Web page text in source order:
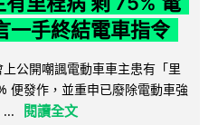
一手終結電車指令
公開嘲諷電動車車主患有「里
便發作，並重申已廢除電動車強
...
閱讀全文